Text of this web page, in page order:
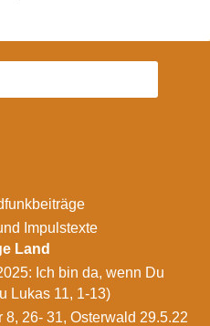
Impulstexte
Land
Ich bin da, wenn Du
Lukas 11, 1-13)
8, 26- 31, Osterwald 29.5.22